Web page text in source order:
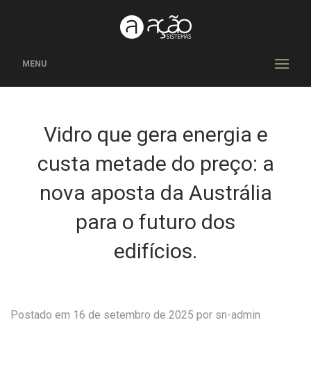
MENU
Vidro que gera energia e
custa metade do preço: a
nova aposta da Austrália
para o futuro dos
edifícios.
Postado em 16 de setembro de 2025 por sn-admin